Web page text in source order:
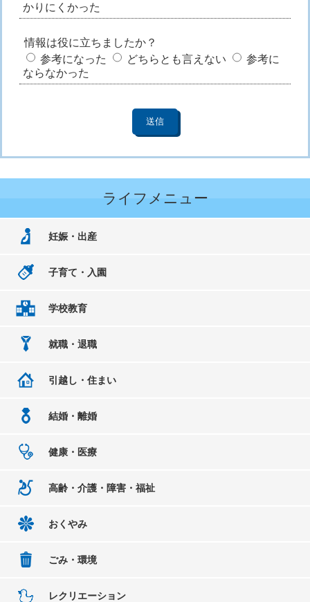
かりにくかった
情報は役に立ちましたか？
参考になった
どちらとも言えない
参考に
ならなかった
ライフメニュー
妊娠・出産
子育て・入園
学校教育
就職・退職
引越し・住まい
結婚・離婚
健康・医療
高齢・介護・障害・福祉
おくやみ
ごみ・環境
レクリエーション